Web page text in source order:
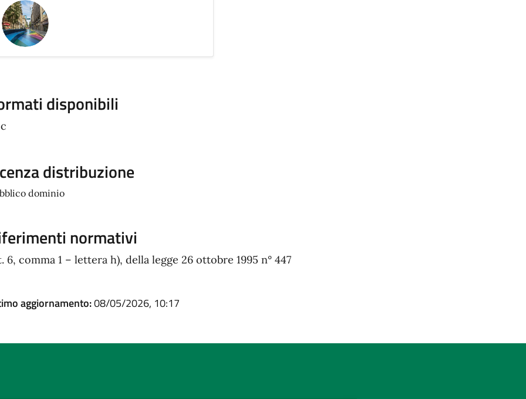
disponibili
distribuzione
dominio
normativi
6, comma 1 – lettera h), della legge 26 ottobre 1995 n° 447
aggiornamento:08/05/2026, 10:17